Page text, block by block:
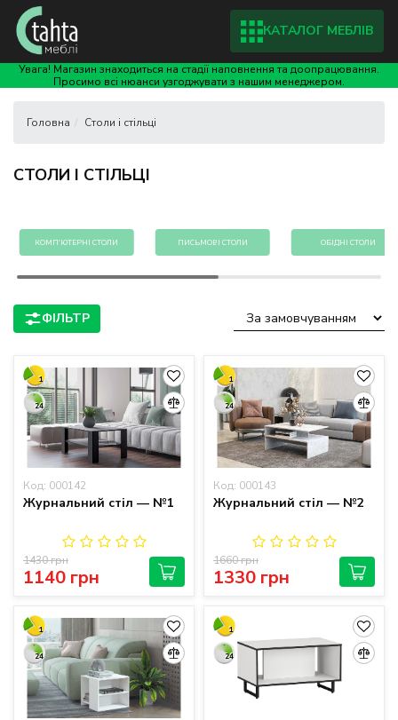
Увага! Магазин знаходиться на стадії наповнення та доопрацювання.
Просимо всі нюанси узгоджувати з нашим менеджером.
КАТАЛОГ МЕБЛІВ
Столи і стільці
СТОЛИ І СТІЛЬЦІ
КОМП'ЮТЕРНІ СТОЛИ ПИСЬМОВІ СТОЛИ ОБІДНІ СТОЛИ
1
24
Код: 000142
Журнальний стіл — №1
1140 грн
1430 грн
1
24
Код: 000143
Журнальний стіл — №2
1330 грн
1660 грн
1
24
1
24